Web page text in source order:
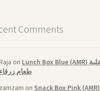
Comments
on Lunch Box Blue (AMR) علبة
طعام زرقاء
zamzam on Snack Box Pink (AMR)